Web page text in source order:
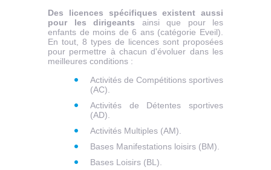
Des licences spécifiques existent aussi
pour les dirigeants ainsi que pour les
enfants de moins de 6 ans (catégorie Eveil).
En tout, 8 types de licences sont proposées
pour permettre à chacun d'évoluer dans les
meilleures conditions :
Activités de Compétitions sportives
(AC).
Activités de Détentes sportives
(AD).
Activités Multiples (AM).
Bases Manifestations loisirs (BM).
Bases Loisirs (BL).